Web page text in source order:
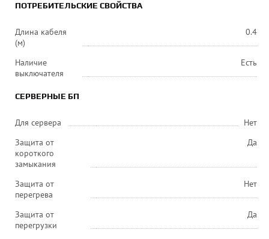
ПОТРЕБИТЕЛЬСКИЕ СВОЙСТВА
Длина кабеля
(м)
0.4
Наличие
выключателя
Есть
СЕРВЕРНЫЕ БП
Для сервера
Нет
Защита от
короткого
замыкания
Да
Защита от
перегрева
Нет
Защита от
перегрузки
Да